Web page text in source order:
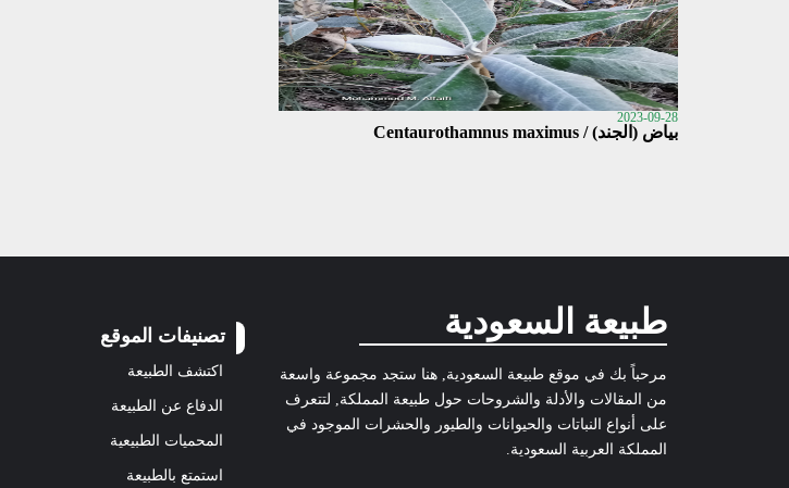
2023-09-28
بياض (الجند) / Centaurothamnus maximus
طبيعة السعودية
مرحباً بك في موقع طبيعة السعودية, هنا ستجد مجموعة واسعة
من المقالات والأدلة والشروحات حول طبيعة المملكة, لتتعرف
على أنواع النباتات والحيوانات والطيور والحشرات الموجود في
المملكة العربية السعودية.
تصنيفات الموقع
اكتشف الطبيعة
الدفاع عن الطبيعة
المحميات الطبيعية
استمتع بالطبيعة